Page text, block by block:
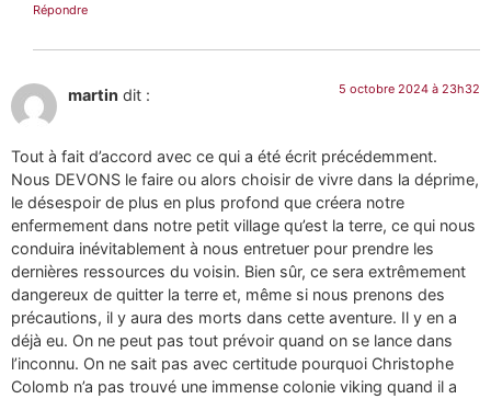
Répondre
martin dit : 5 octobre 2024 à 23h32
Tout à fait d’accord avec ce qui a été écrit précédemment.
Nous DEVONS le faire ou alors choisir de vivre dans la déprime,
le désespoir de plus en plus profond que créera notre
enfermement dans notre petit village qu’est la terre, ce qui nous
conduira inévitablement à nous entretuer pour prendre les
dernières ressources du voisin. Bien sûr, ce sera extrêmement
dangereux de quitter la terre et, même si nous prenons des
précautions, il y aura des morts dans cette aventure. Il y en a
déjà eu. On ne peut pas tout prévoir quand on se lance dans
l’inconnu. On ne sait pas avec certitude pourquoi Christophe
Colomb n’a pas trouvé une immense colonie viking quand il a